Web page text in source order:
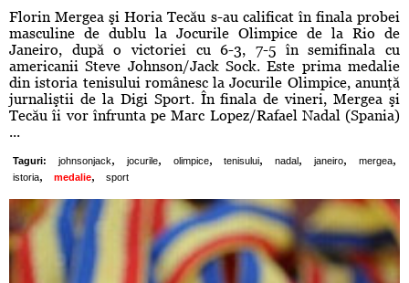
Florin Mergea şi Horia Tecău s-au calificat în finala probei
masculine de dublu la Jocurile Olimpice de la Rio de
Janeiro, după o victoriei cu 6-3, 7-5 în semifinala cu
americanii Steve Johnson/Jack Sock. Este prima medalie
din istoria tenisului românesc la Jocurile Olimpice, anunţă
jurnaliştii de la Digi Sport. În finala de vineri, Mergea şi
Tecău îi vor înfrunta pe Marc Lopez/Rafael Nadal (Spania)
...
Taguri: johnsonjack, jocurile, olimpice, tenisului, nadal , janeiro, mergea,
istoria, medalie, sport